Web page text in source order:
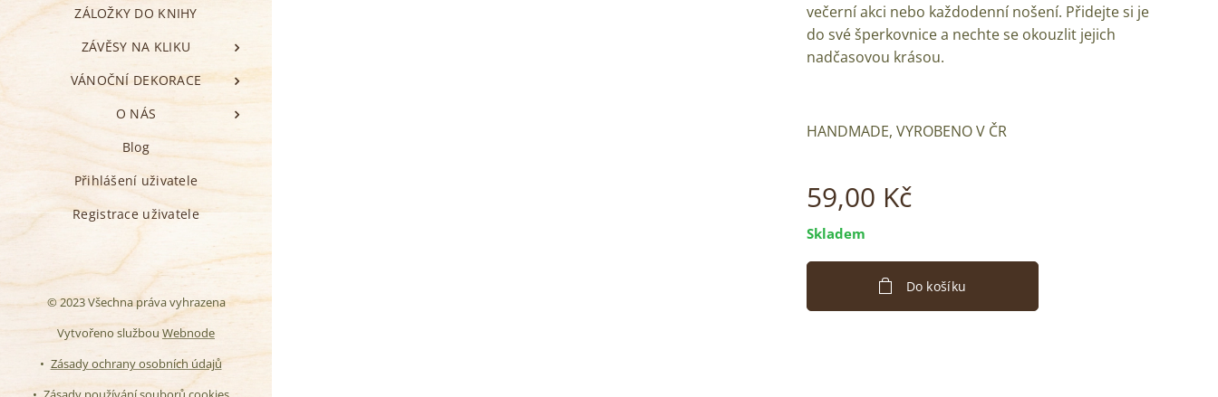
ZÁLOŽKY DO KNIHY
ZÁVĚSY NA KLIKU
VÁNOČNÍ DEKORACE
O NÁS
Blog
Přihlášení uživatele
Registrace uživatele
večerní akci nebo každodenní nošení. Přidejte si je
do své šperkovnice a nechte se okouzlit jejich
nadčasovou krásou.
HANDMADE, VYROBENO V ČR
59,00 Kč
Skladem
Do košíku
© 2023 Všechna práva vyhrazena
Vytvořeno službou Webnode
Zásady ochrany osobních údajů